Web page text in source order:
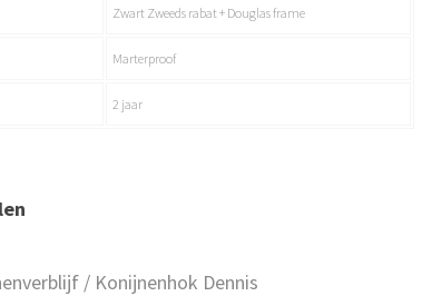
Zwart Zweeds rabat + Douglas frame
Marterproof
2 jaar
/ Konijnenhok Dennis